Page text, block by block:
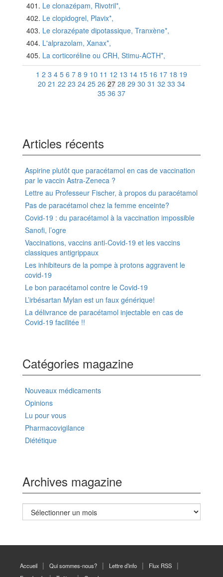
Le clonazépam, Rivotril*,
Le clopidogrel, Plavix*,
Le clorazépate dipotassique, Tranxène*,
L'alprazolam, Xanax*,
La corticoréline ou CRH, Stimu-ACTH*,
1 2 3 4 5 6 7 8 9 10 11 12 13 14 15 16 17 18 19
20 21 22 23 24 25 26 27 28 29 30 31 32 33 34
35 36 37
Articles récents
Aspirine plutôt que paracétamol en cas de vaccination
par le vaccin Astra-Zeneca ?
Lettre au Professeur Fischer, à propos du paracétamol
Pas de paracétamol chez la femme enceinte?
Covid-19 : du paracétamol à la vaccination impossible
Sanofi, l’ogre
Vaccinations, vaccins anti-Covid-19 et les vaccins
classiques antigrippaux
Les inhibiteurs de la pompe à protons aggravent le
covid-19
Le bon paracétamol contre le Covid-19
L’irbésartan Mylan est un faux générique!
La délivrance de paracétamol injectable en cas de
Covid-19 facilitée !!
Catégories magazine
Nouveaux médicaments
Opinions
Lu pour vous
Pharmacovigilance
Diététique
Archives magazine
Archives
magazine
Accueil Qui sommes-nous? Lettre d’info
Flux RSS